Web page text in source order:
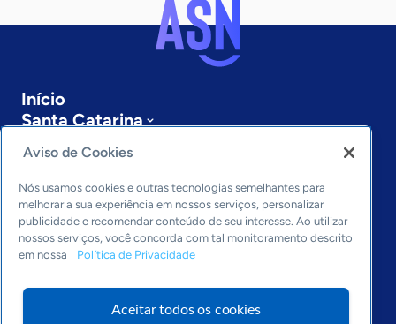
Início
Santa Catarina
Sobre a ASN
Últimas notícias
Entre em contato
Editorias
Economia & Política
Inovação & Tecnologia
Cultura empreendedora
Aviso de Cookies
Nós usamos cookies e outras tecnologias semelhantes para
melhorar a sua experiência em nossos serviços, personalizar
publicidade e recomendar conteúdo de seu interesse. Ao utilizar
nossos serviços, você concorda com tal monitoramento descrito
em nossa
Política de Privacidade
Aceitar todos os cookies